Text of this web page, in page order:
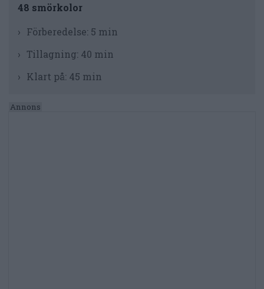
48 smörkolor
Förberedelse: 5 min
Tillagning: 40 min
Klart på: 45 min